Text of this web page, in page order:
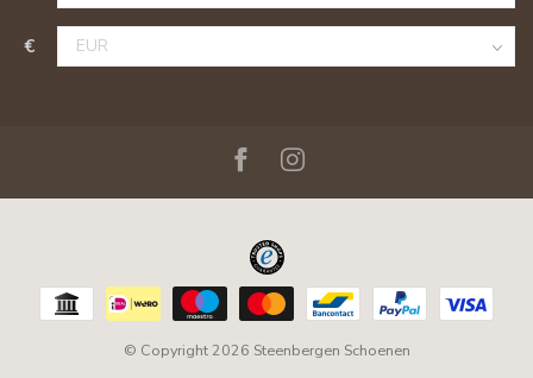
€
© Copyright 2026 Steenbergen Schoenen